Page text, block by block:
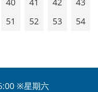
51 52 53
54
※星期六